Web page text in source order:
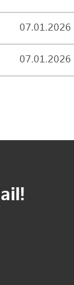
07.01.2026
07.01.2026